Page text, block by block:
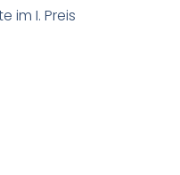
im I. Preis